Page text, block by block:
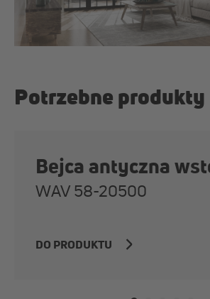
Potrzebne produkty
Bejca antyczna
WAV 58-20500
DO PRODUKTU